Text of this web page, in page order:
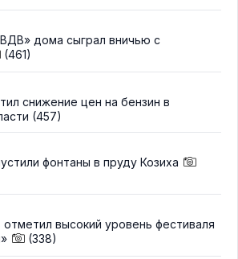
дома сыграл вничью с
(461)
снижение цен на бензин в
(457)
фонтаны в пруду Козиха
высокий уровень фестиваля
(338)